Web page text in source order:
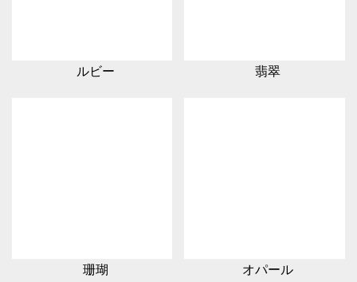
ルビー 翡翠
珊瑚 オパール